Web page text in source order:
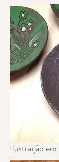
Ilustração em